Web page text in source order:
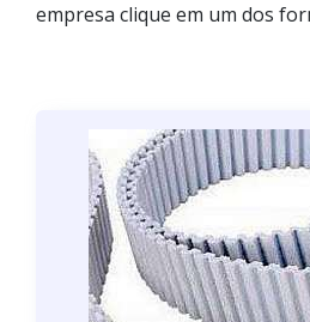
empresa clique em um dos